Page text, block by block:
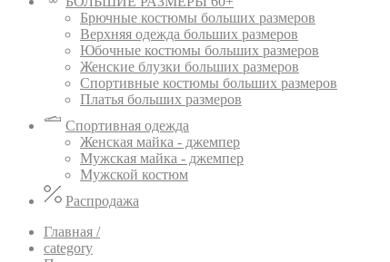
Брючные костюмы больших размеров
Верхняя одежда больших размеров
Юбочные костюмы больших размеров
Женские блузки больших размеров
Спортивные костюмы больших размеров
Платья больших размеров
Спортивная одежда
Женская майка - джемпер
Мужская майка - джемпер
Мужской костюм
Распродажа
Главная /
category